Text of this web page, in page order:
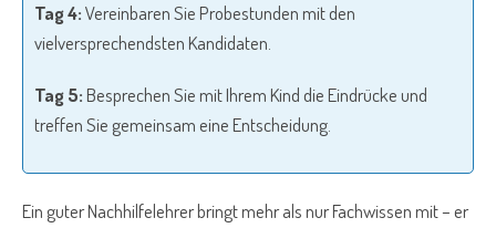
Tag 4:Vereinbaren Sie Probestunden mit den
vielversprechendsten Kandidaten.
Tag 5:Besprechen Sie mit Ihrem Kind die Eindrücke und
treffen Sie gemeinsam eine Entscheidung.
Ein guter Nachhilfelehrer bringt mehr als nur Fachwissen mit – er